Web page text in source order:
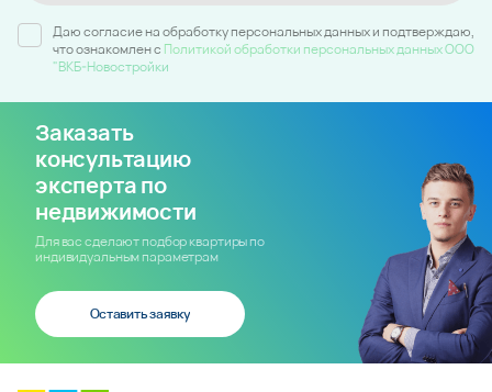
Даю согласие на обработку персональных данных и подтверждаю,
что ознакомлен c Политикой обработки персональных данных ООО
"ВКБ-Новостройки
Заказать
консультацию
эксперта по
недвижимости
Для вас сделают подбор квартиры по
индивидуальным параметрам
Оставить заявку